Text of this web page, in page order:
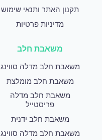
תקנון האתר ותנאי שימוש
מדיניות פרטיות
משאבת חלב
משאבת חלב מדלה סווינג
משאבת חלב מומלצת
משאבת חלב מדלה
פריסטייל
משאבת חלב ידנית
משאבת חלב מדלה סווינג